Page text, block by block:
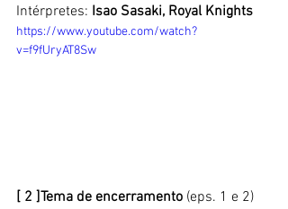
Intérpretes: Isao Sasaki, Royal Knights
https://www.youtube.com/watch?
v=f9fUryAT8Sw
[ 2 ]Tema de encerramento (eps. 1 e 2)